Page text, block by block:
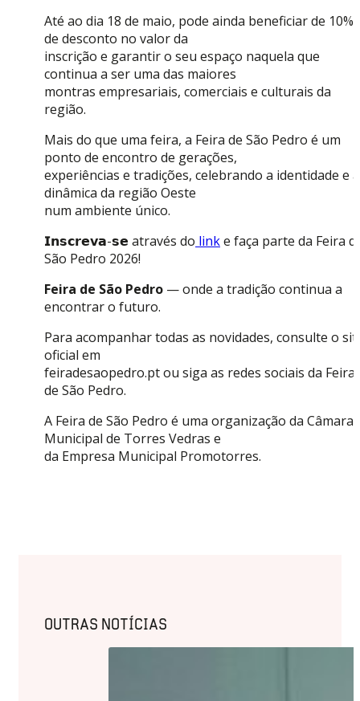
Até ao dia 18 de maio, pode ainda beneficiar de 10%
de desconto no valor da
inscrição e garantir o seu espaço naquela que
continua a ser uma das maiores
montras empresariais, comerciais e culturais da
região.
Mais do que uma feira, a Feira de São Pedro é um
ponto de encontro de gerações,
experiências e tradições, celebrando a identidade e a
dinâmica da região Oeste
num ambiente único.
𝗜𝗻𝘀𝗰𝗿𝗲𝘃𝗮-𝘀𝗲 através do linke faça parte da Feira
São Pedro 2026!
Feira de São Pedro — onde a tradição continua a
encontrar o futuro.
Para acompanhar todas as novidades, consulte o
oficial em
feiradesaopedro.pt ou siga as redes sociais da Feira
de São Pedro.
A Feira de São Pedro é uma organização da Câmara
Municipal de Torres Vedras e
da Empresa Municipal Promotorres.
OUTRAS NOTÍCIAS